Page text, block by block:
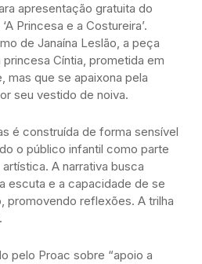
apresentação gratuita do
Princesa e a Costureira’.
de Janaína Leslão, a peça
Cíntia, prometida em
mas que se apaixona pela
seu vestido de noiva.
é construída de forma sensível
o público infantil como parte
A narrativa busca
escuta e a capacidade de se
promovendo reflexões. A trilha
pelo Proac sobre “apoio a